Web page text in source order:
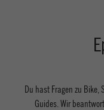
Du hast Fragen zu Bike,
Guides. Wir